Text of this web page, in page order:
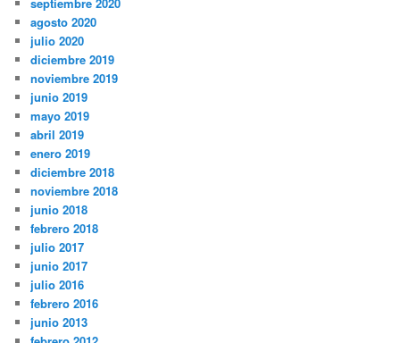
agosto 2020
julio 2020
diciembre 2019
noviembre 2019
junio 2019
mayo 2019
abril 2019
enero 2019
diciembre 2018
noviembre 2018
junio 2018
febrero 2018
julio 2017
junio 2017
julio 2016
febrero 2016
junio 2013